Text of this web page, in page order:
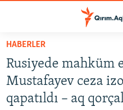
Esas
qaytmaq
Baş
navigatsiyağa
qaytmaq
SİYASET
İQTİSADİYAT
HABERLER
Rusiyede mahküm
Mustafayev ceza
qapatıldı – aq